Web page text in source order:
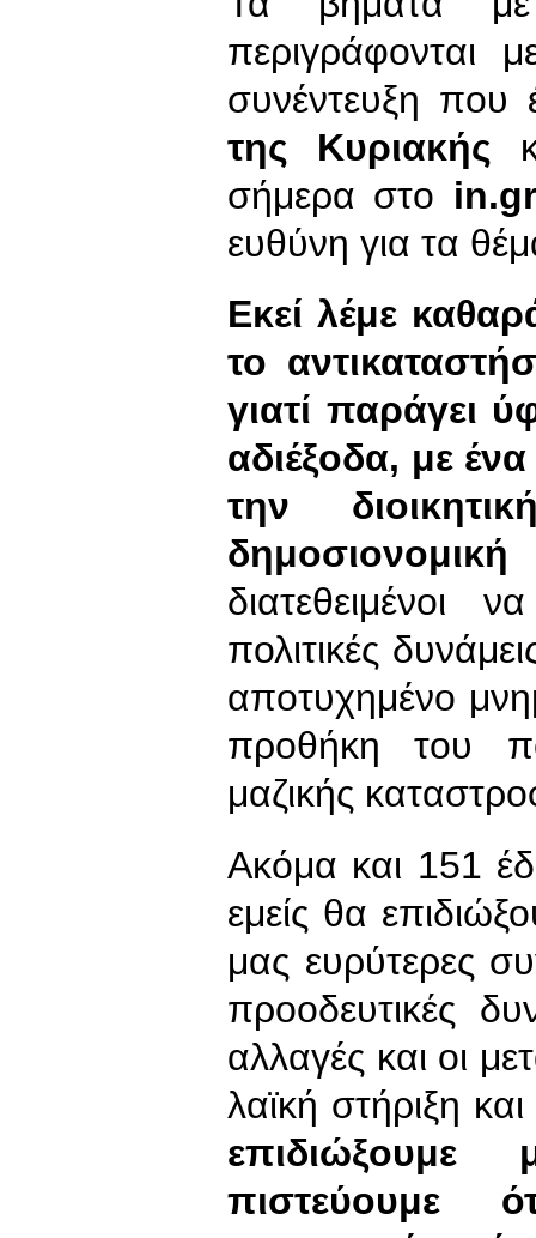
περιγράφονται
συνέντευξη
της Κυριακής
σήμερα στο in.gr
ευθύνη για τα
Εκεί λέμε
το
γιατί παράγει
αδιέξοδα, με
την
διατεθειμένοι
πολιτικές
αποτυχημένο
προθήκη του
μαζικής
Ακόμα και 151
εμείς θα
μας ευρύτερες
προοδευτικές
αλλαγές και οι
λαϊκή στήριξη
επιδιώξουμε
πιστεύουμε